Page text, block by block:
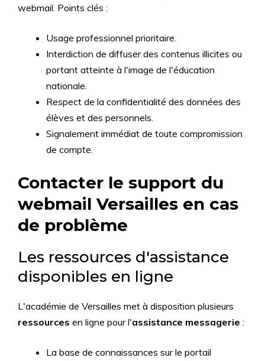
webmail. Points clés :
Usage professionnel prioritaire.
Interdiction de diffuser des contenus illicites ou
portant atteinte à l'image de l'éducation
nationale.
Respect de la confidentialité des données des
élèves et des personnels.
Signalement immédiat de toute compromission
de compte.
Contacter le support du
webmail Versailles en cas
de problème
Les ressources d'assistance
disponibles en ligne
L'académie de Versailles met à disposition plusieurs
ressources en ligne pour l'assistance messagerie :
La base de connaissances sur le portail